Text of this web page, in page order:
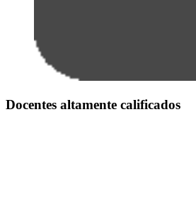
Docentes altamente calificados